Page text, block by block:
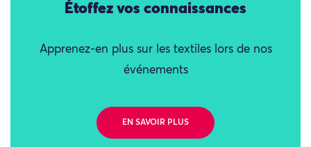
Étoffez vos connaissances
Apprenez-en plus sur les textiles lors de nos
événements
EN SAVOIR PLUS